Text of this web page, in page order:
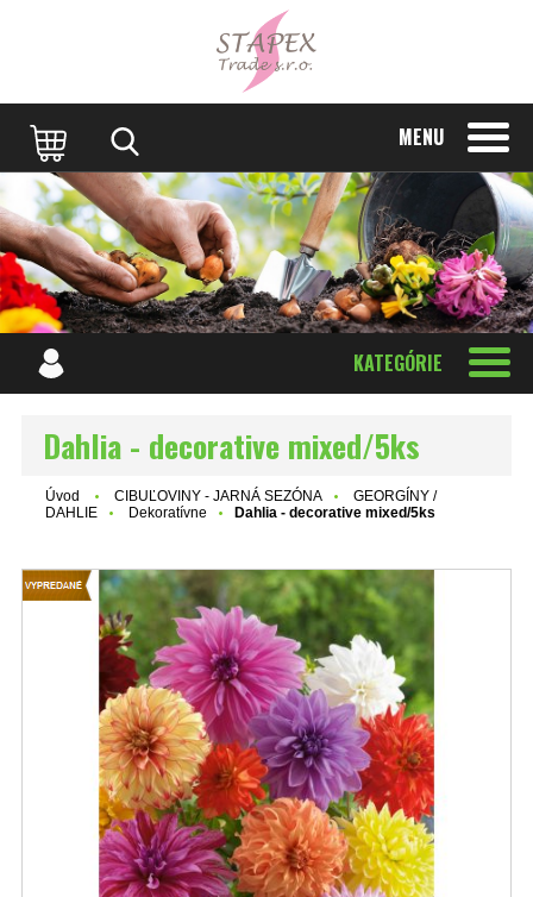
MENU
KATEGÓRIE
Dahlia - decorative mixed/5ks
Úvod CIBUĽOVINY - JARNÁ SEZÓNA
GEORGÍNY /
DAHLIE
Dekoratívne Dahlia - decorative mixed/5ks